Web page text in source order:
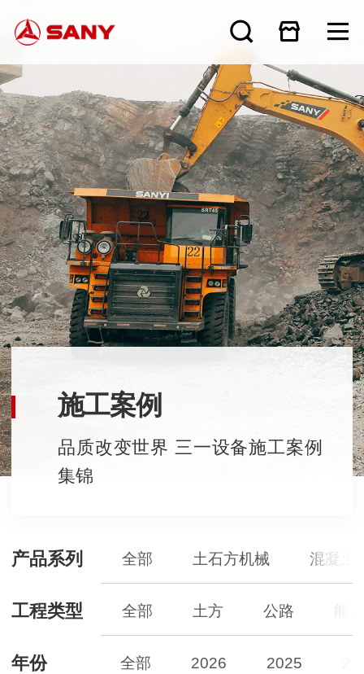
施工案例
品质改变世界 三一设备施工案例
集锦
产品系列 全部 土石方机械 混凝土
工程类型 全部 土方 公路 能
年份 全部 2026 2025